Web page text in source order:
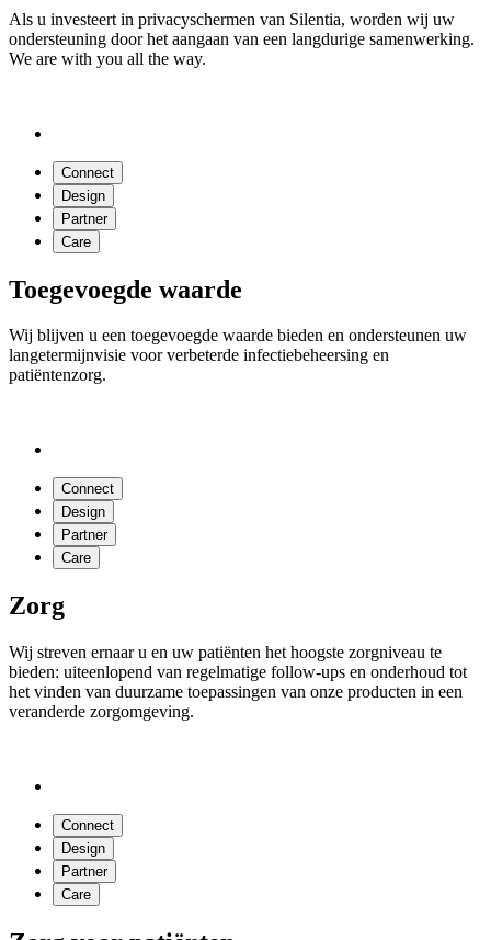
Als u investeert in privacyschermen van Silentia, worden wij uw
ondersteuning door het aangaan van een langdurige samenwerking.
We are with you all the way.
Connect
Design
Partner
Care
Toegevoegde waarde
Wij blijven u een toegevoegde waarde bieden en ondersteunen uw
langetermijnvisie voor verbeterde infectiebeheersing en
patiëntenzorg.
Connect
Design
Partner
Care
Zorg
Wij streven ernaar u en uw patiënten het hoogste zorgniveau te
bieden: uiteenlopend van regelmatige follow-ups en onderhoud tot
het vinden van duurzame toepassingen van onze producten in een
veranderde zorgomgeving.
Connect
Design
Partner
Care